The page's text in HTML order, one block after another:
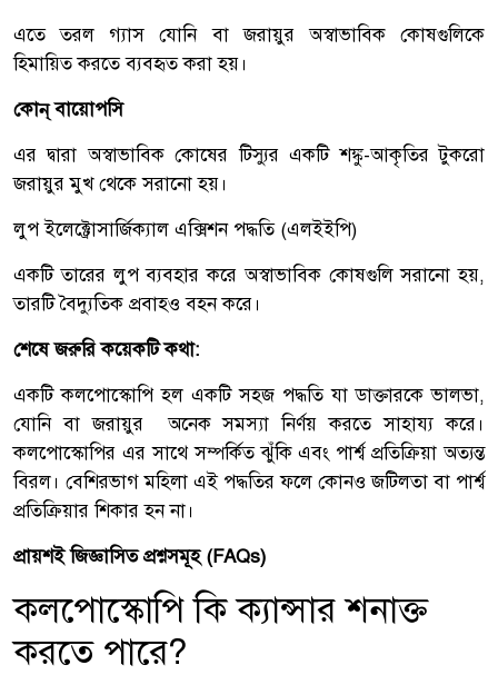
এতে তরল গ্যাস যোনি বা জরায়ুর অস্বাভাবিক কোষগুলিকে
হিমায়িত করতে ব্যবহৃত করা হয়।
কোন্ বায়োপসি
এর দ্বারা অস্বাভাবিক কোষের টিস্যুর একটি শঙ্কু-আকৃতির টুকরো
জরায়ুর মুখ থেকে সরানো হয়।
লুপ ইলেক্ট্রোসার্জিক্যাল এক্সিশন পদ্ধতি (এলইইপি)
একটি তারের লুপ ব্যবহার করে অস্বাভাবিক কোষগুলি সরানো হয়,
তারটি বৈদ্যুতিক প্রবাহও বহন করে।
শেষে জরুরি কয়েকটি কথা:
একটি কলপোস্কোপি হল একটি সহজ পদ্ধতি যা ডাক্তারকে ভালভা,
যোনি বা জরায়ুর অনেক সমস্যা নির্ণয় করতে সাহায্য করে।
কলপোস্কোপির এর সাথে সম্পর্কিত ঝুঁকি এবং পার্শ্ব প্রতিক্রিয়া অত্যন্ত
বিরল। বেশিরভাগ মহিলা এই পদ্ধতির ফলে কোনও জটিলতা বা পার্শ্ব
প্রতিক্রিয়ার শিকার হন না।
প্রায়শই জিজ্ঞাসিত প্রশ্নসমূহ (FAQs)
কলপোস্কোপি কি ক্যান্সার শনাক্ত
করতে পারে?